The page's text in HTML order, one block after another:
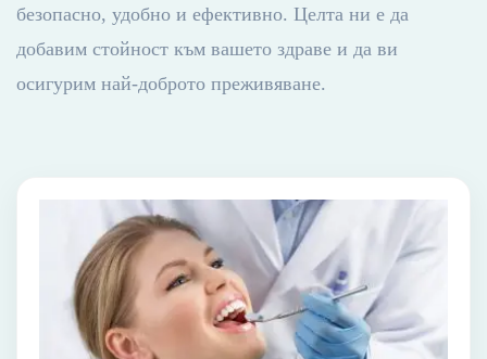
безопасно, удобно и ефективно. Целта ни е да
добавим стойност към вашето здраве и да ви
осигурим най-доброто преживяване.